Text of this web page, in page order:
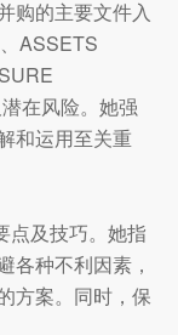
购的主要文件入
ASSETS
在风险。她强
和运用至关重
点及技巧。她指
各种不利因素，
方案。同时，保